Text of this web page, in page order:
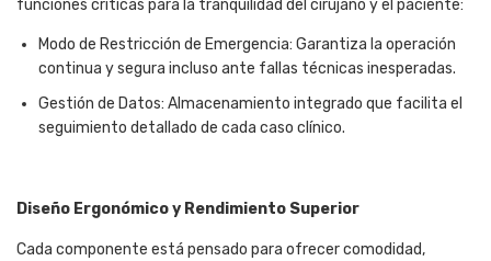
funciones críticas para la tranquilidad del cirujano y el paciente:
Modo de Restricción de Emergencia: Garantiza la operación
continua y segura incluso ante fallas técnicas inesperadas.
Gestión de Datos: Almacenamiento integrado que facilita el
seguimiento detallado de cada caso clínico.
Diseño Ergonómico y Rendimiento Superior
Cada componente está pensado para ofrecer comodidad,